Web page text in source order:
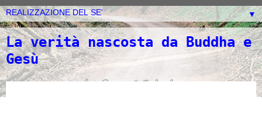
▼
La verità nascosta da Buddha e
Gesù